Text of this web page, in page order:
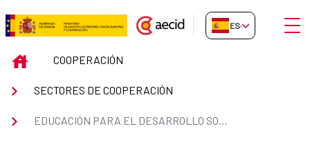
Saltar al contenido principal
Educación para el Desarrollo
ES-ES Abrir
INICIOCOOPERACIÓN
SECTORES DE COOPERACIÓN
EDUCACIÓN PARA EL DESARROLLO SOSTENIBLE Y LA CIUDADANÍA GLOBAL